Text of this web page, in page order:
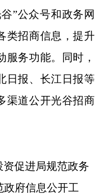
”公众号和政务网
类招商信息 ，提升
服务功能。同时，
日报、长江日报等
渠道公开光谷招商
资促进局规范政务
府信息公开工